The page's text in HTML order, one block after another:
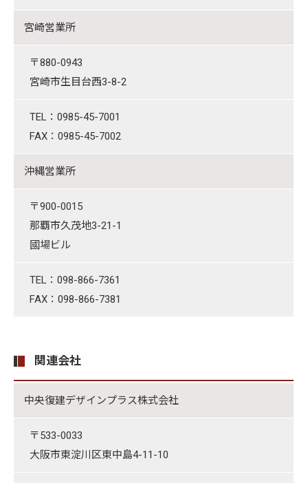
宮崎営業所
〒880-0943
宮崎市生目台西3-8-2
TEL：0985-45-7001
FAX：0985-45-7002
沖縄営業所
〒900-0015
那覇市久茂地3-21-1
國場ビル
TEL：098-866-7361
FAX：098-866-7381
関連会社
中央復建デザインプラス株式会社
〒533-0033
大阪市東淀川区東中島4-11-10